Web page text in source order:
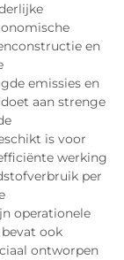
en
emissies en
aan strenge
is voor
werking
per
operationele
ook
ontworpen